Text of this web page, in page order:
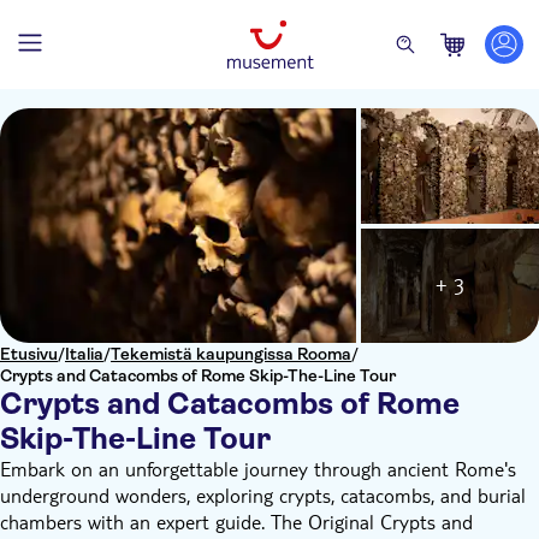
Etusivu/Italia/Tekemistä kaupungissa Rooma/
Crypts and Catacombs of Rome Skip-The-Line Tour
Crypts and Catacombs of Rome
Skip-The-Line Tour
+ 3
Embark on an unforgettable journey through ancient Rome's
underground wonders, exploring crypts, catacombs, and burial
chambers with an expert guide. The Original Crypts and